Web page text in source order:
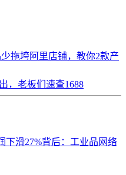
拖垮阿里店铺，教你2款产
，老板们速查1688
下滑27%背后：工业品网络